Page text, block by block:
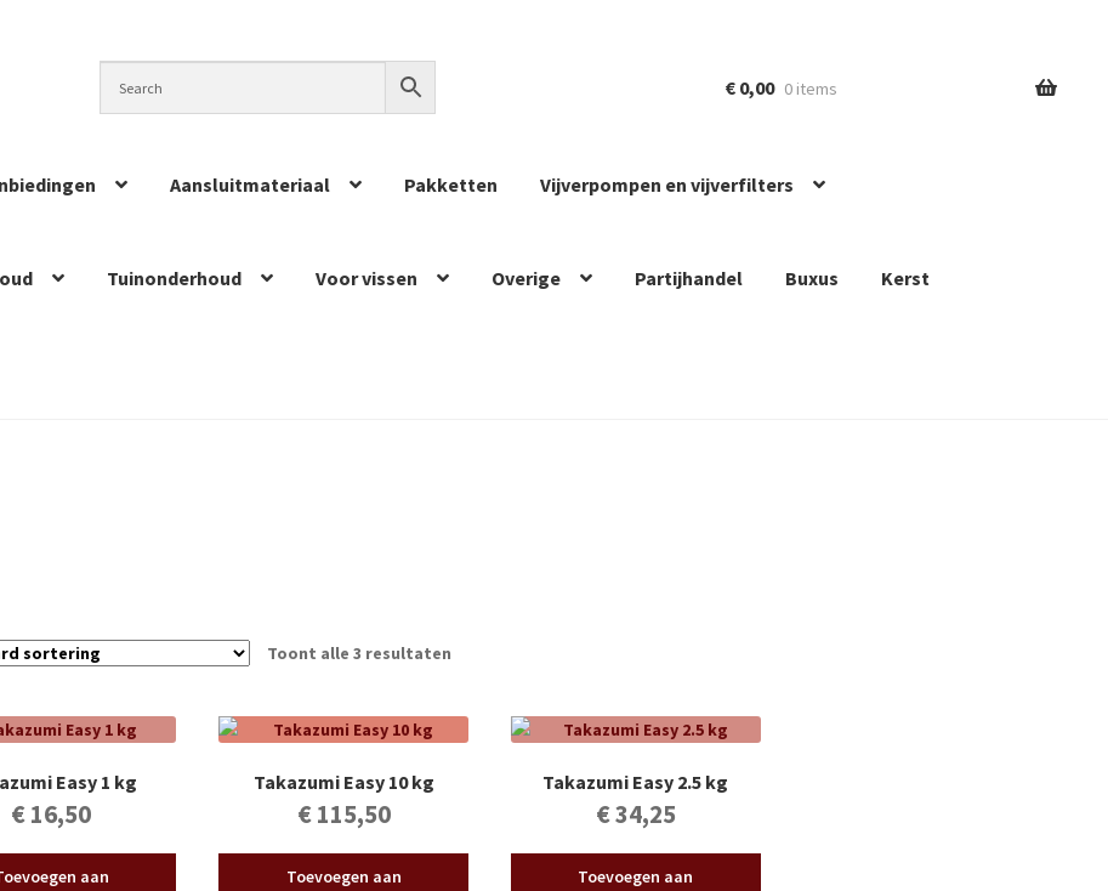
€ 0,00 0 items
Aansluitmateriaal Pakketten Vijverpompen en vijverfilters
Tuinonderhoud Voor vissen Overige Partijhandel Buxus Kerst
Toont alle 3 resultaten
Easy 1 kg
€16,50
aan
Takazumi Easy 10 kg
€115,50
Toevoegen aan
Takazumi Easy 2.5 kg
€34,25
Toevoegen aan